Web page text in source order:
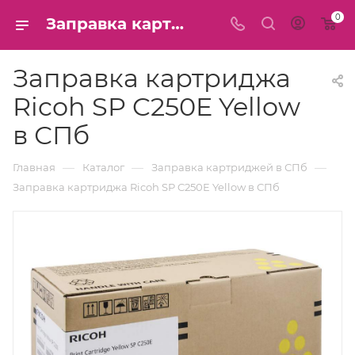
Заправка картриджа Ricoh SP C250E Yellow в СПб 0
Заправка картриджа
Ricoh SP C250E Yellow
в СПб
Главная — Каталог — Заправка картриджей в СПб —
Заправка картриджа Ricoh SP C250E Yellow в СПб